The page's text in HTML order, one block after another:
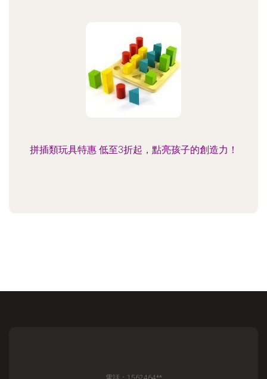
拼插類玩具特惠 低至3折起，點亮孩子的創造力！